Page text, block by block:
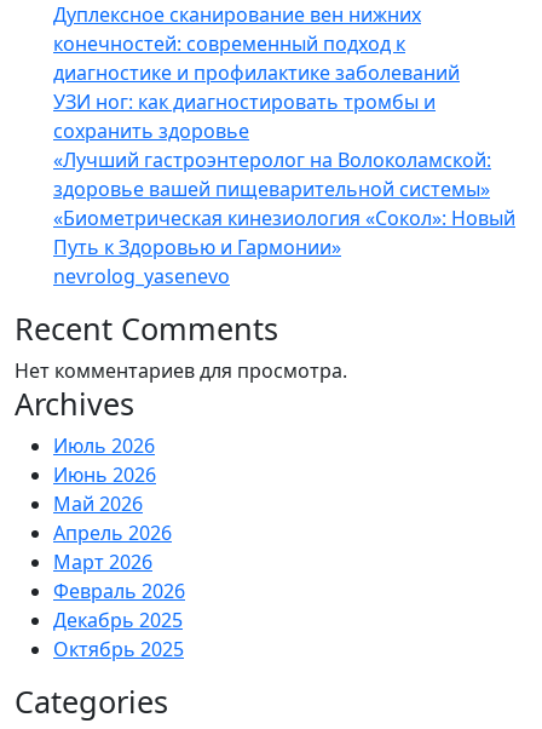
Дуплексное сканирование вен нижних
конечностей: современный подход к
диагностике и профилактике заболеваний
УЗИ ног: как диагностировать тромбы и
сохранить здоровье
«Лучший гастроэнтеролог на Волоколамской:
здоровье вашей пищеварительной системы»
«Биометрическая кинезиология «Сокол»: Новый
Путь к Здоровью и Гармонии»
nevrolog_yasenevo
Recent Comments
Нет комментариев для просмотра.
Archives
Июль 2026
Июнь 2026
Май 2026
Апрель 2026
Март 2026
Февраль 2026
Декабрь 2025
Октябрь 2025
Categories